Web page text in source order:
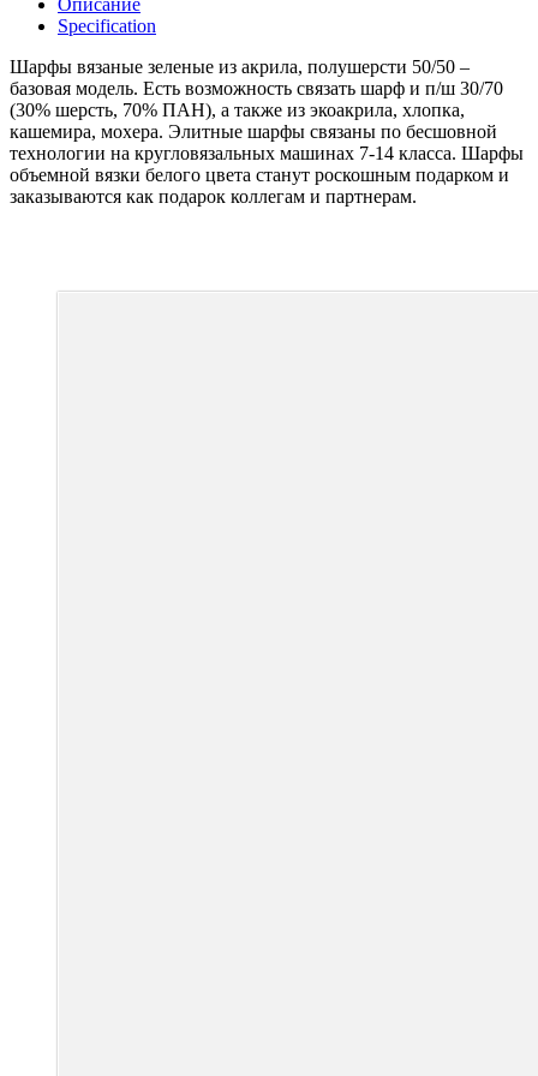
Описание
Specification
Шарфы вязаные зеленые из акрила, полушерсти 50/50 –
базовая модель. Есть возможность связать шарф и п/ш 30/70
(30% шерсть, 70% ПАН), а также из экоакрила, хлопка,
кашемира, мохера. Элитные шарфы связаны по бесшовной
технологии на кругловязальных машинах 7-14 класса. Шарфы
объемной вязки белого цвета станут роскошным подарком и
заказываются как подарок коллегам и партнерам.